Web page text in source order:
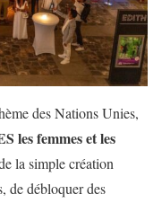
des Nations Unies,
les femmes et les
la simple création
de débloquer des